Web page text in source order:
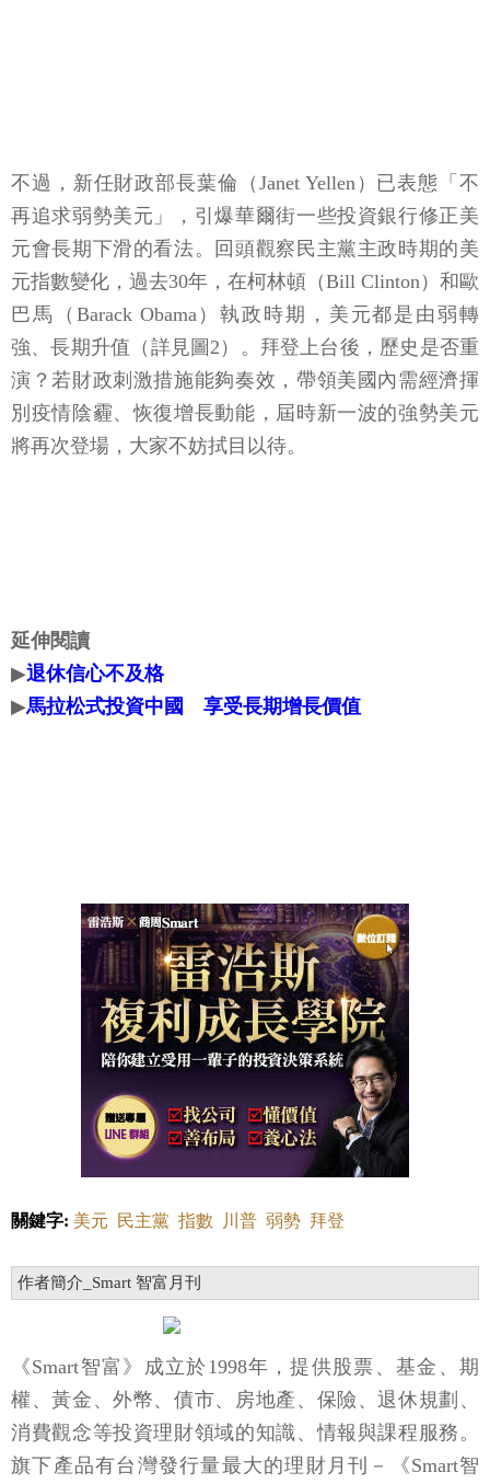
不過，新任財政部長葉倫（Janet Yellen）已表態「不
再追求弱勢美元」，引爆華爾街一些投資銀行修正美
元會長期下滑的看法。回頭觀察民主黨主政時期的美
元指數變化，過去30年，在柯林頓（Bill Clinton）和歐
巴馬（Barack Obama）執政時期，美元都是由弱轉
強、長期升值（詳見圖2）。拜登上台後，歷史是否重
演？若財政刺激措施能夠奏效，帶領美國內需經濟揮
別疫情陰霾、恢復增長動能，屆時新一波的強勢美元
將再次登場，大家不妨拭目以待。
延伸閱讀
▶退休信心不及格
▶馬拉松式投資中國 享受長期增長價值
關鍵字: 美元 民主黨 指數 川普 弱勢 拜登
作者簡介_Smart 智富月刊
《Smart智富》成立於1998年，提供股票、基金、期
權、黃金、外幣、債市、房地產、保險、退休規劃、
消費觀念等投資理財領域的知識、情報與課程服務。
旗下產品有台灣發行量最大的理財月刊－《Smart智